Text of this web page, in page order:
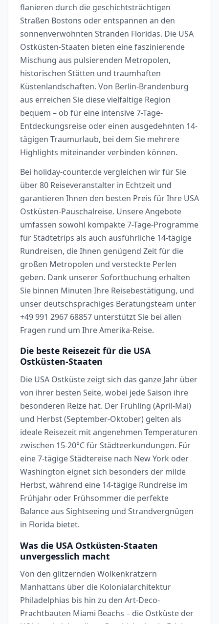
flanieren durch die geschichtsträchtigen
Straßen Bostons oder entspannen an den
sonnenverwöhnten Stränden Floridas. Die USA
Ostküsten-Staaten bieten eine faszinierende
Mischung aus pulsierenden Metropolen,
historischen Stätten und traumhaften
Küstenlandschaften. Von Berlin-Brandenburg
aus erreichen Sie diese vielfältige Region
bequem – ob für eine intensive 7-Tage-
Entdeckungsreise oder einen ausgedehnten 14-
tägigen Traumurlaub, bei dem Sie mehrere
Highlights miteinander verbinden können.
Bei holiday-counter.de vergleichen wir für Sie
über 80 Reiseveranstalter in Echtzeit und
garantieren Ihnen den besten Preis für Ihre USA
Ostküsten-Pauschalreise. Unsere Angebote
umfassen sowohl kompakte 7-Tage-Programme
für Städtetrips als auch ausführliche 14-tägige
Rundreisen, die Ihnen genügend Zeit für die
großen Metropolen und versteckte Perlen
geben. Dank unserer Sofortbuchung erhalten
Sie binnen Minuten Ihre Reisebestätigung, und
unser deutschsprachiges Beratungsteam unter
+49 991 2967 68857 unterstützt Sie bei allen
Fragen rund um Ihre Amerika-Reise.
Die beste Reisezeit für die USA
Ostküsten-Staaten
Die USA Ostküste zeigt sich das ganze Jahr über
von ihrer besten Seite, wobei jede Saison ihre
besonderen Reize hat. Der Frühling (April-Mai)
und Herbst (September-Oktober) gelten als
ideale Reisezeit mit angenehmen Temperaturen
zwischen 15-20°C für Städteerkundungen. Für
eine 7-tägige Städtereise nach New York oder
Washington eignet sich besonders der milde
Herbst, während eine 14-tägige Rundreise im
Frühjahr oder Frühsommer die perfekte
Balance aus Sightseeing und Strandvergnügen
in Florida bietet.
Was die USA Ostküsten-Staaten
unvergesslich macht
Von den glitzernden Wolkenkratzern
Manhattans über die Kolonialarchitektur
Philadelphias bis hin zu den Art-Deco-
Prachtbauten Miami Beachs – die Ostküste der